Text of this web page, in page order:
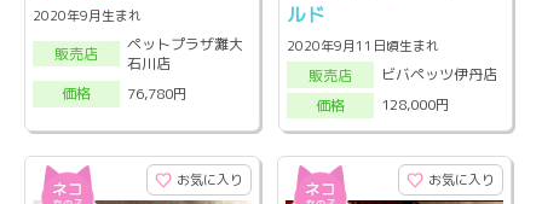
2020年9月生まれ
販売店
ペットプラザ灘大
石川店
価格
76,780円
ルド
2020年9月11日頃生まれ
販売店
ビバペッツ伊丹店
価格
128,000円
お気に入り お気に入り